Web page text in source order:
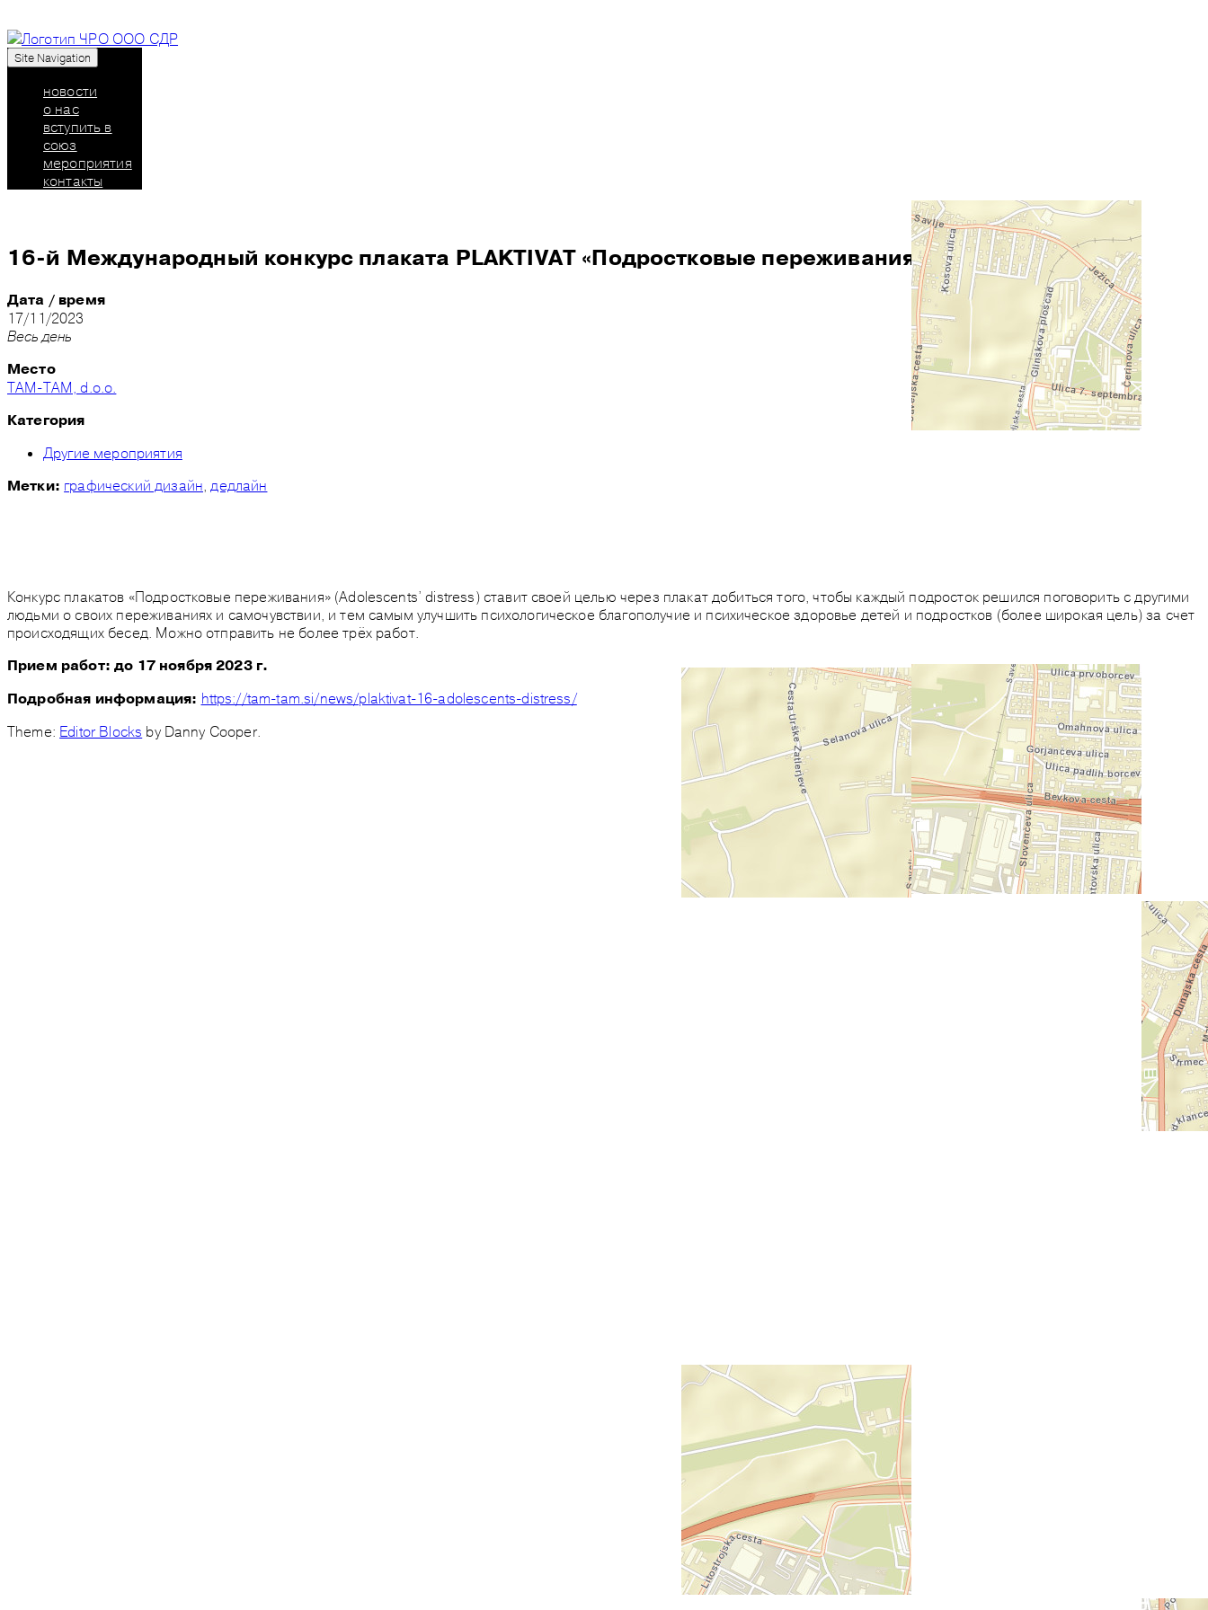
Союз дизайнеров России: челябинское региональное отделение
Site Navigation
новости
о нас
вступить в
союз
мероприятия
контакты
16-й Международный конкурс плаката PLAKTIVAT «Подростковые переживания»
Дата / время
17/11/2023
Весь день
Место
TAM-TAM, d.o.o.
Категория
Другие мероприятия
Метки: графический дизайн дедлайн
Конкурс плакатов «Подростковые переживания» (Adolescents’ distress) ставит своей целью через плакат добиться того, чтобы каждый подросток решился поговорить с другими
людьми о своих переживаниях и самочувствии, и тем самым улучшить психологическое благополучие и психическое здоровье детей и подростков (более широкая цель) за счет
происходящих бесед. Можно отправить не более трёх работ.
Прием работ: до 17ноября 2023 г.
Подробная информация: https://tam-tam.si/news/plaktivat-16-adolescents-distress/
Theme: Editor Blocks by Danny Cooper.